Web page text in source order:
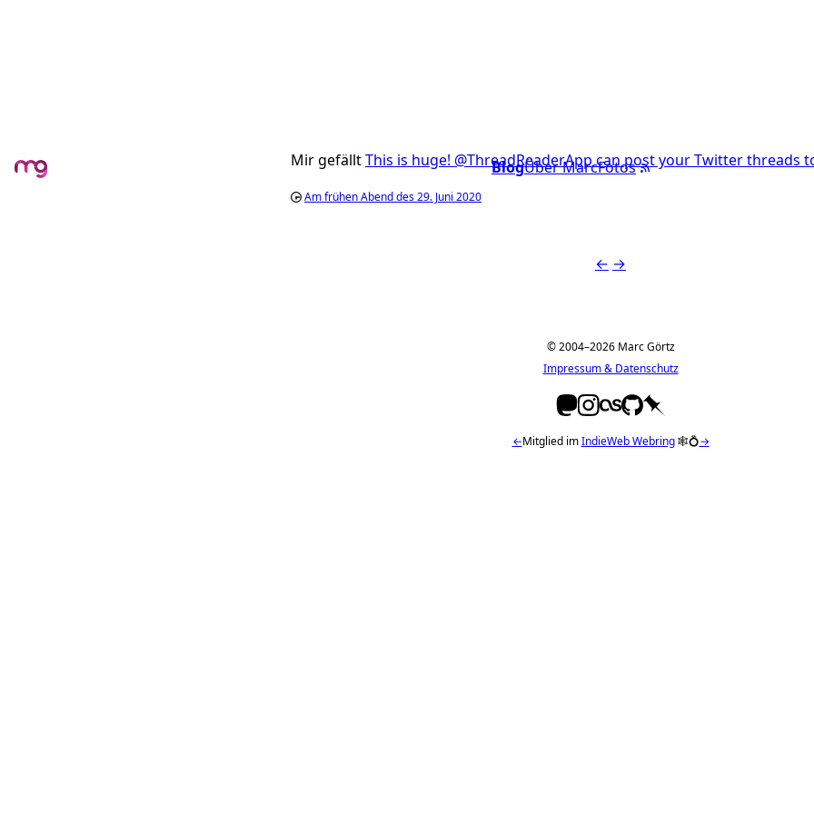
BlogÜber MarcFotos
Mir gefälltThis is huge! @ThreadReaderApp can post your Twitter threads
Am frühen Abend des 29. Juni 2020
← →
© 2004–2026 Marc Görtz
Impressum & Datenschutz
←Mitglied imIndieWeb Webring🕸💍→